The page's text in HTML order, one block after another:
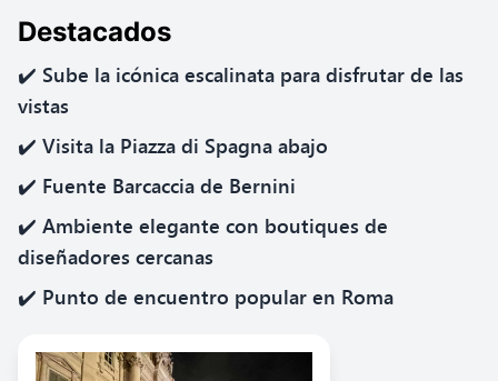
Destacados
✔️ Sube la icónica escalinata para disfrutar de las
vistas
✔️ Visita la Piazza di Spagna abajo
✔️ Fuente Barcaccia de Bernini
✔️ Ambiente elegante con boutiques de
diseñadores cercanas
✔️ Punto de encuentro popular en Roma